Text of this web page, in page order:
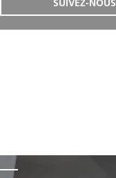
SUIVEZ-NOUS